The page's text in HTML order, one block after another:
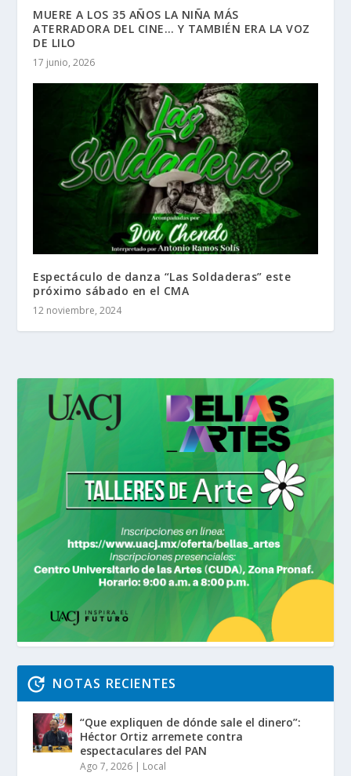
MUERE A LOS 35 AÑOS LA NIÑA MÁS
ATERRADORA DEL CINE… Y TAMBIÉN ERA LA VOZ
DE LILO
17 junio, 2026
Espectáculo de danza “Las Soldaderas” este
próximo sábado en el CMA
12 noviembre, 2024
NOTAS RECIENTES
“Que expliquen de dónde sale el dinero”:
Héctor Ortiz arremete contra
espectaculares del PAN
Ago 7, 2026 | Local